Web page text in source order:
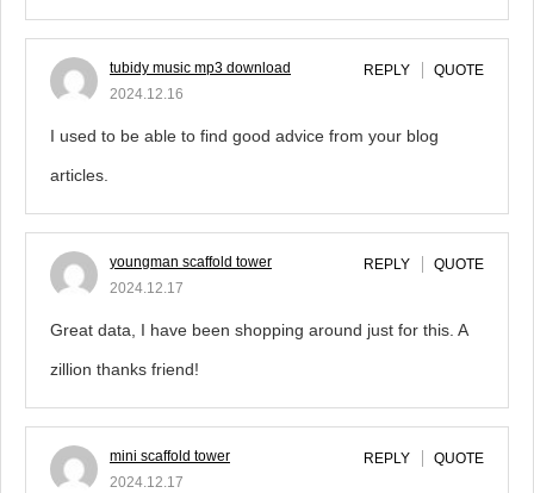
tubidy music mp3 download
2024.12.16
REPLY QUOTE
I used to be able to find good advice from your blog
articles.
youngman scaffold tower
2024.12.17
REPLY QUOTE
Great data, I have been shopping around just for this. A
zillion thanks friend!
mini scaffold tower
2024.12.17
REPLY QUOTE